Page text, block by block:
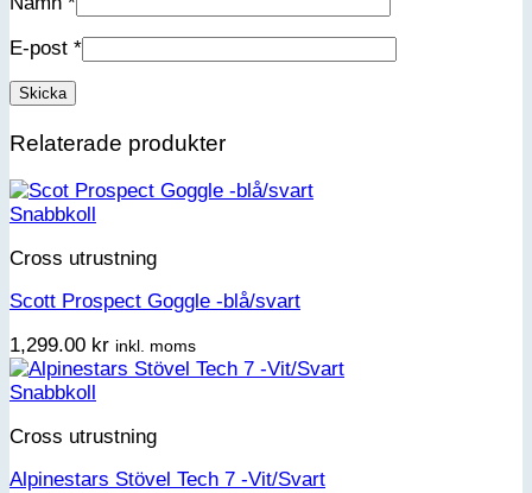
E-post *
Relaterade produkter
Snabbkoll
Cross utrustning
Scott Prospect Goggle -blå/svart
1,299.00 kr inkl. moms
Snabbkoll
Cross utrustning
Alpinestars Stövel Tech 7 -Vit/Svart